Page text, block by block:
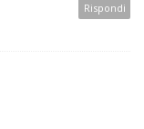
Rispondi